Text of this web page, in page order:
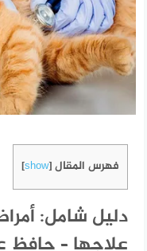
فهرس المقال [
show
]
دليل شامل: